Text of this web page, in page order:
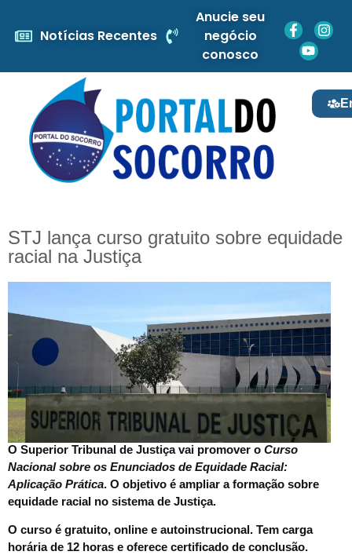
Notícias Recentes
Anucie seu
negócio
conosco
STJ lança curso gratuito sobre equidade
racial na Justiça
O Superior Tribunal de Justiça vai promover o Curso
Nacional sobre os Enunciados de Equidade Racial:
Aplicação Prática. O objetivo é ampliar a formação sobre
equidade racial no sistema de Justiça.
O curso é gratuito, online e autoinstrucional. Tem carga
horária de 12 horas e oferece certificado de conclusão.